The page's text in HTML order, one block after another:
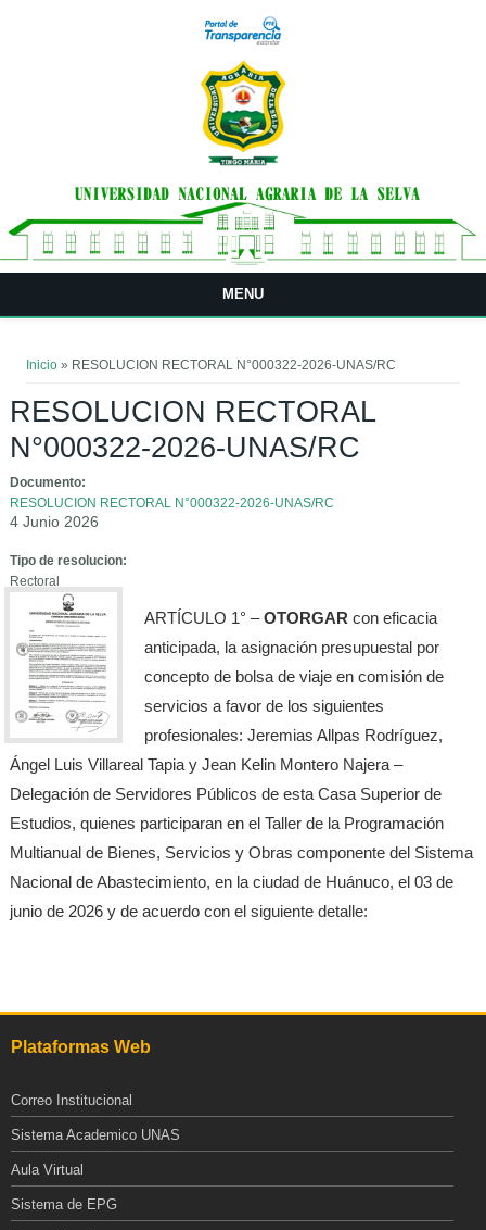
MENU
Inicio » RESOLUCION RECTORAL N°000322-2026-UNAS/RC
RESOLUCION RECTORAL
N°000322-2026-UNAS/RC
Documento:
RESOLUCION RECTORAL N°000322-2026-UNAS/RC
4 Junio 2026
Tipo de resolucion:
Rectoral
ARTÍCULO 1° –OTORGARcon eficacia
anticipada, la asignación presupuestal por
concepto de bolsa de viaje en comisión de
servicios a favor de los siguientes
profesionales: Jeremias Allpas Rodríguez,
Ángel Luis Villareal Tapia y Jean Kelin Montero Najera –
Delegación de Servidores Públicos de esta Casa Superior de
Estudios, quienes participaran en el Taller de la Programación
Multianual de Bienes, Servicios y Obras componente del Sistema
Nacional de Abastecimiento, en la ciudad de Huánuco, el 03 de
junio de 2026 y de acuerdo con el siguiente detalle:
Plataformas Web
Correo Institucional
Sistema Academico UNAS
Aula Virtual
Sistema de EPG